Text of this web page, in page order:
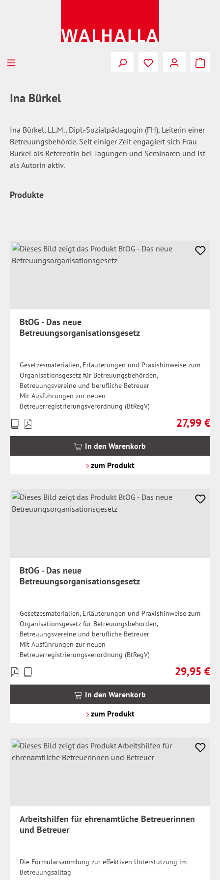
Du hast 0
Ina Bürkel
Ina Bürkel, LL.M., Dipl.-Sozialpädagogin (FH), Leiterin einer
Betreuungsbehörde. Seit einiger Zeit engagiert sich Frau
Bürkel als Referentin bei Tagungen und Seminaren und ist
als Autorin aktiv.
Produkte
BtOG - Das neue
Betreuungsorganisationsgesetz
Gesetzesmaterialien, Erläuterungen und Praxishinweise zum
Organisationsgesetz für Betreuungsbehörden,
Betreuungsvereine und berufliche Betreuer
Mit Ausführungen zur neuen
Betreuerregistrierungsverordnung (BtRegV)
Regulärer
27,99 €
Preise
inkl.
In den Warenkorb
zum Produkt
BtOG - Das neue
Betreuungsorganisationsgesetz
Gesetzesmaterialien, Erläuterungen und Praxishinweise zum
Organisationsgesetz für Betreuungsbehörden,
Betreuungsvereine und berufliche Betreuer
Mit Ausführungen zur neuen
Betreuerregistrierungsverordnung (BtRegV)
Regulärer
29,95 €
Preise
inkl.
In den Warenkorb
zum Produkt
Arbeitshilfen für ehrenamtliche Betreuerinnen
und Betreuer
Die Formularsammlung zur effektiven Unterstützung im
Betreuungsalltag